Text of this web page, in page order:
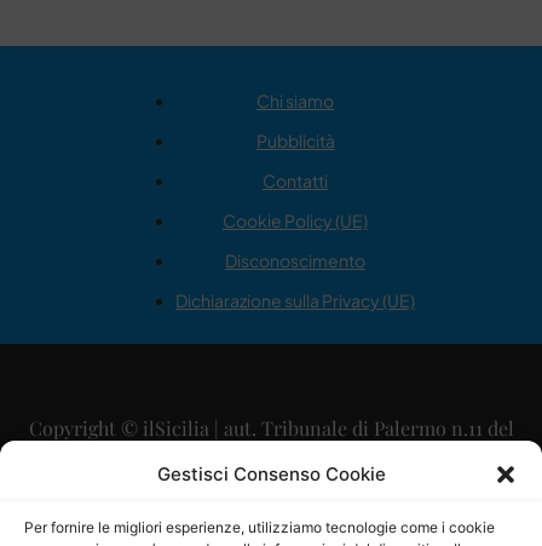
Gestisci Consenso Cookie
Per fornire le migliori esperienze, utilizziamo tecnologie come i cookie
Chi siamo
Pubblicità
Contatti
Cookie Policy (UE)
Disconoscimento
Dichiarazione sulla Privacy (UE)
Copyright © ilSicilia | aut. Tribunale di Palermo n.11 del
29/09/2015